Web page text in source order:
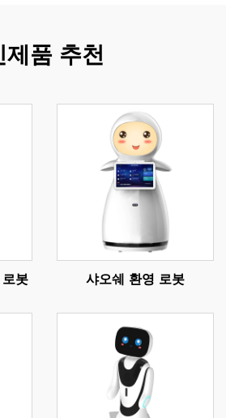
제품 추천
봇 샤오쉐 환영 로봇